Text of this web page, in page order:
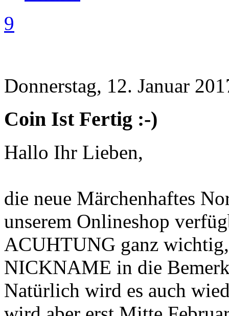
9
Donnerstag, 12. Januar
Coin Ist Fertig :-)
Hallo Ihr Lieben,
die neue Märchenhaftes
unserem Onlineshop
ACUHTUNG ganz
NICKNAME in die
Natürlich wird es auch